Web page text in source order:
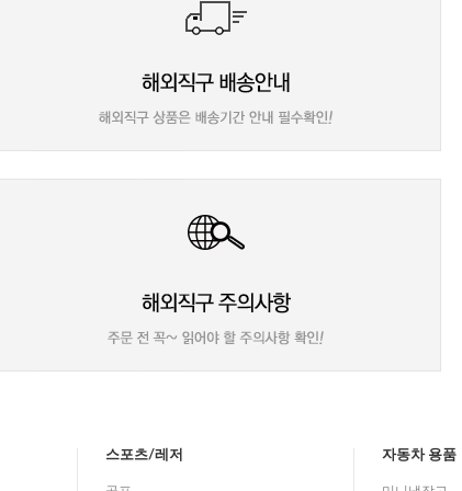
스포츠/레저 자동차 용품